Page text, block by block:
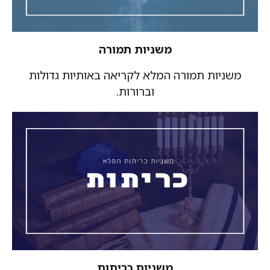
משניות תמורה
משניות תמורה המלא לקריאה באותיות גדולות
וברורות.